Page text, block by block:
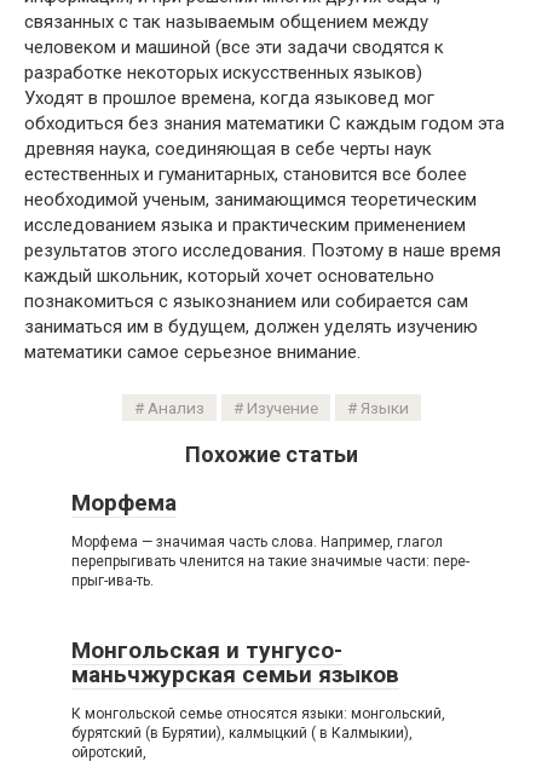
связанных с так называемым общением между
человеком и машиной (все эти задачи сводятся к
разработке некоторых искусственных языков)
Уходят в прошлое времена, когда языковед мог
обходиться без знания математики С каждым годом эта
древняя наука, соединяющая в себе черты наук
естественных и гуманитарных, становится все более
необходимой ученым, занимающимся теоретическим
исследованием языка и практическим применением
результатов этого исследования. Поэтому в наше время
каждый школьник, который хочет основательно
познакомиться с языкознанием или собирается сам
заниматься им в будущем, должен уделять изучению
математики самое серьезное внимание.
Анализ Изучение Языки
Похожие статьи
Морфема
Морфема — значимая часть слова. Например, глагол
перепрыгивать членится на такие значимые части: пере-
прыг-ива-ть.
Монгольская и тунгусо-
маньчжурская семьи языков
К монгольской семье относятся языки: монгольский,
бурятский (в Бурятии), калмыцкий ( в Калмыкии),
ойротский,